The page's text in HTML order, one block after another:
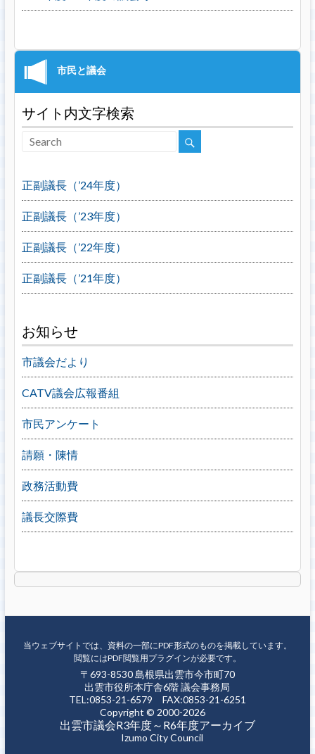
サイト内文字検索
正副議長（’24年度）
正副議長（’23年度）
正副議長（’22年度）
正副議長（’21年度）
お知らせ
市議会だより
CATV議会広報番組
市民アンケート
請願・陳情
政務活動費
議長交際費
当ウェブサイトでは、資料の一部にPDF形式のものを掲載しています。
閲覧にはPDF閲覧用プラグインが必要です。
〒693-8530 島根県出雲市今市町70
出雲市役所本庁舎6階 議会事務局
TEL:0853-21-6579 FAX:0853-21-6251
Copyright © 2000-2026
出雲市議会R3年度～R6年度アーカイブ
Izumo City Council